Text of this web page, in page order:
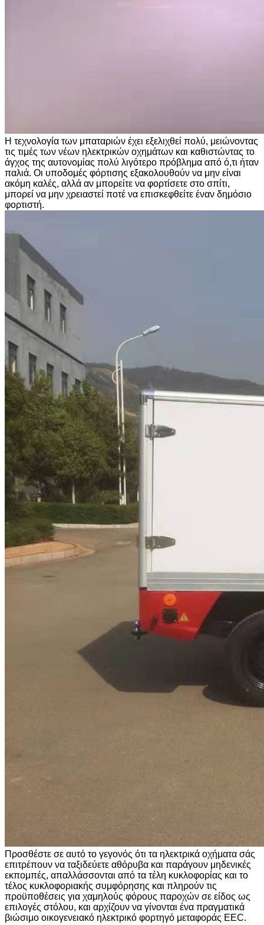
Η τεχνολογία των μπαταριών έχει εξελιχθεί πολύ, μειώνοντας
τις τιμές των νέων ηλεκτρικών οχημάτων και καθιστώντας το
άγχος της αυτονομίας πολύ λιγότερο πρόβλημα από ό,τι ήταν
παλιά. Οι υποδομές φόρτισης εξακολουθούν να μην είναι
ακόμη καλές, αλλά αν μπορείτε να φορτίσετε στο σπίτι,
μπορεί να μην χρειαστεί ποτέ να επισκεφθείτε έναν δημόσιο
φορτιστή.
Προσθέστε σε αυτό το γεγονός ότι τα ηλεκτρικά οχήματα σάς
επιτρέπουν να ταξιδεύετε αθόρυβα και παράγουν μηδενικές
εκπομπές, απαλλάσσονται από τα τέλη κυκλοφορίας και το
τέλος κυκλοφοριακής συμφόρησης και πληρούν τις
προϋποθέσεις για χαμηλούς φόρους παροχών σε είδος ως
επιλογές στόλου, και αρχίζουν να γίνονται ένα πραγματικά
βιώσιμο οικογενειακό ηλεκτρικό φορτηγό μεταφοράς EEC.